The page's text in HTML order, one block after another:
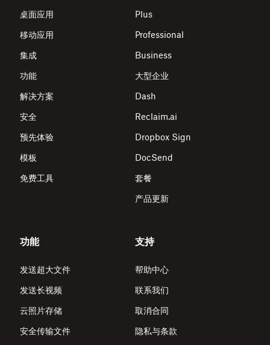
桌面应用
移动应用
集成
功能
解决方案
安全
预先体验
模板
免费工具
Plus
Professional
Business
大型企业
Dash
Reclaim.ai
Dropbox Sign
DocSend
套餐
产品更新
功能
发送超大文件
发送长视频
云照片存储
安全传输文件
支持
帮助中心
联系我们
取消合同
隐私与条款